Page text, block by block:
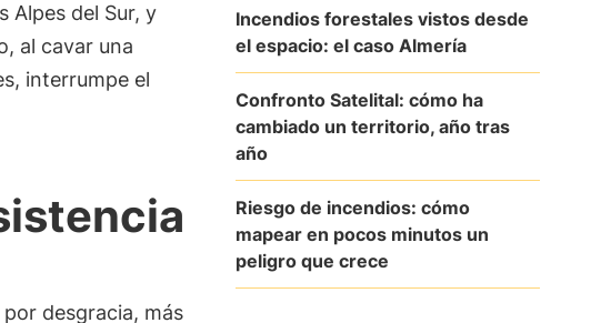
Alpes del Sur, y
al cavar una
interrumpe el
desgracia, más
Incendios forestales vistos desde
el espacio: el caso Almería
Confronto Satelital: cómo ha
cambiado un territorio, año tras
año
Riesgo de incendios: cómo
mapear en pocos minutos un
peligro que crece